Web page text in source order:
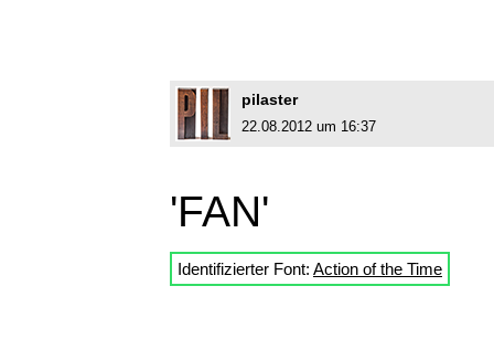
pilaster
22.08.2012 um 16:37
'FAN'
Identifizierter Font: Action of the Time